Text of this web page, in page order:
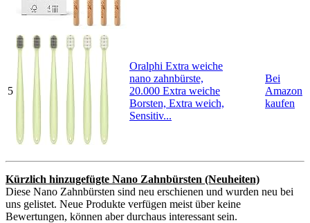
5
Oralphi Extra weiche
nano zahnbürste,
20.000 Extra weiche
Borsten, Extra weich,
Sensitiv...
Bei
Amazon
kaufen
Kürzlich hinzugefügte Nano Zahnbürsten (Neuheiten)
Diese Nano Zahnbürsten sind neu erschienen und wurden neu bei
uns gelistet. Neue Produkte verfügen meist über keine
Bewertungen, können aber durchaus interessant sein.